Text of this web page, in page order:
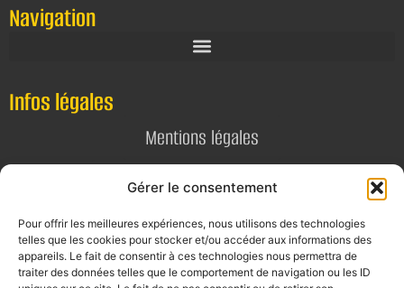
Gérer le consentement
Pour offrir les meilleures expériences, nous utilisons des technologies
telles que les cookies pour stocker et/ou accéder aux informations des
appareils. Le fait de consentir à ces technologies nous permettra de
traiter des données telles que le comportement de navigation ou les ID
Navigation
Infos légales
Mentions légales
Politique de confidentialité
Contact
E-mail